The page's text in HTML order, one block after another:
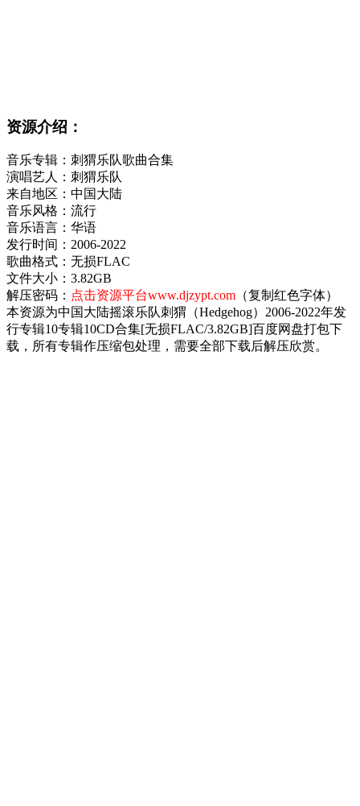
资源介绍：
音乐专辑：刺猬乐队歌曲合集
演唱艺人：刺猬乐队
来自地区：中国大陆
音乐风格：流行
音乐语言：华语
发行时间：2006-2022
歌曲格式：无损FLAC
文件大小：3.82GB
解压密码： 点击资源平台www.djzypt.com （复制红色字体）
本资源为中国大陆摇滚乐队刺猬（Hedgehog）2006-2022年发
行专辑10专辑10CD合集[无损FLAC/3.82GB]百度网盘打包下
载，所有专辑作压缩包处理，需要全部下载后解压欣赏。